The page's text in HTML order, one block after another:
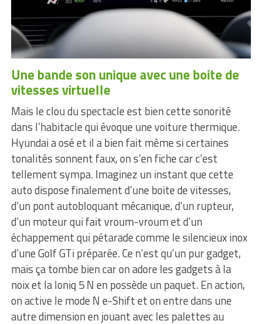
Une bande son unique avec une boite de
vitesses virtuelle
Mais le clou du spectacle est bien cette sonorité
dans l’habitacle qui évoque une voiture thermique.
Hyundai a osé et il a bien fait même si certaines
tonalités sonnent faux, on s’en fiche car c’est
tellement sympa. Imaginez un instant que cette
auto dispose finalement d’une boite de vitesses,
d’un pont autobloquant mécanique, d’un rupteur,
d’un moteur qui fait vroum-vroum et d’un
échappement qui pétarade comme le silencieux inox
d’une Golf GTi préparée. Ce n’est qu’un pur gadget,
mais ça tombe bien car on adore les gadgets à la
noix et la Ioniq 5 N en possède un paquet. En action,
on active le mode N e-Shift et on entre dans une
autre dimension en jouant avec les palettes au